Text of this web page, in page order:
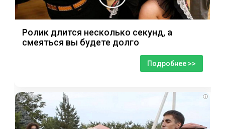
Ролик длится несколько секунд, а
смеяться вы будете долго
Подробнее >>
i